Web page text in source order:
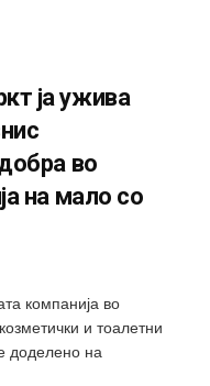
ја ужива
во
на мало со
компанија во
и тоалетни
доделено на